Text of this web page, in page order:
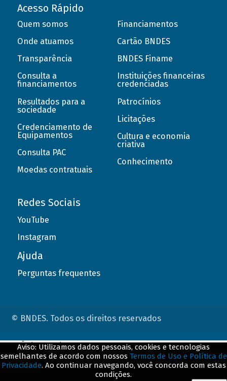
Acesso Rápido
Quem somos
Onde atuamos
Transparência
Consulta a
financiamentos
Resultados para a
sociedade
Credenciamento de
Equipamentos
Consulta PAC
Moedas contratuais
Financiamentos
Cartão BNDES
BNDES Finame
Instituições financeiras
credenciadas
Patrocínios
Licitações
Cultura e economia
criativa
Conhecimento
Redes Sociais
YouTube
Instagram
Ajuda
Perguntas frequentes
© BNDES. Todos os direitos reservados
Aviso: Utilizamos dados pessoais, cookies e tecnologias
semelhantes de acordo com nossos Termos de Uso e Política de
Privacidade. Ao continuar navegando, você concorda com estas
condições.
ConteÃºdo complementar
${title}${badge}